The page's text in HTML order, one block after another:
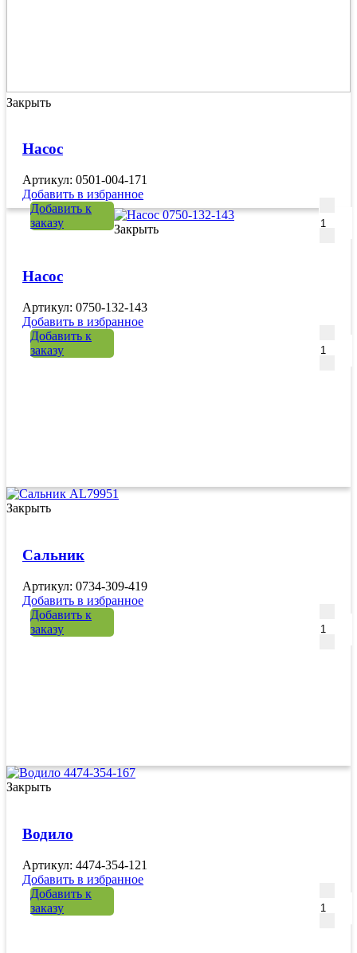
Закрыть
Насос
Артикул: 0501-004-171
Добавить в избранное
Добавить к
заказу
Закрыть
Насос
Артикул: 0750-132-143
Добавить в избранное
Добавить к
заказу
Закрыть
Сальник
Артикул: 0734-309-419
Добавить в избранное
Добавить к
заказу
Закрыть
Водило
Артикул: 4474-354-121
Добавить в избранное
Добавить к
заказу